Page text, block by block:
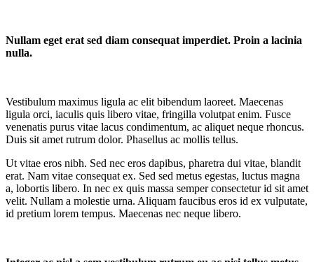
Nullam eget erat sed diam consequat imperdiet. Proin a lacinia
nulla.
Vestibulum maximus ligula ac elit bibendum laoreet. Maecenas
ligula orci, iaculis quis libero vitae, fringilla volutpat enim. Fusce
venenatis purus vitae lacus condimentum, ac aliquet neque rhoncus.
Duis sit amet rutrum dolor. Phasellus ac mollis tellus.
Ut vitae eros nibh. Sed nec eros dapibus, pharetra dui vitae, blandit
erat. Nam vitae consequat ex. Sed sed metus egestas, luctus magna
a, lobortis libero. In nec ex quis massa semper consectetur id sit amet
velit. Nullam a molestie urna. Aliquam faucibus eros id ex vulputate,
id pretium lorem tempus. Maecenas nec neque libero.